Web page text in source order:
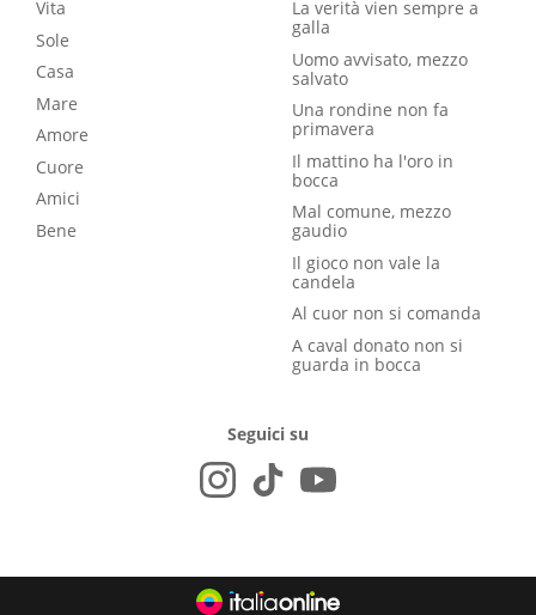
Vita
Sole
Casa
Mare
Amore
Cuore
Amici
Bene
La verità vien sempre a
galla
Uomo avvisato, mezzo
salvato
Una rondine non fa
primavera
Il mattino ha l'oro in
bocca
Mal comune, mezzo
gaudio
Il gioco non vale la
candela
Al cuor non si comanda
A caval donato non si
guarda in bocca
Seguici su